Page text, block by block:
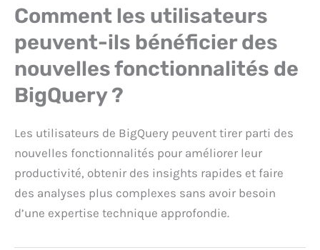
Comment les utilisateurs
peuvent-ils bénéficier des
nouvelles fonctionnalités de
BigQuery ?
Les utilisateurs de BigQuery peuvent tirer parti des
nouvelles fonctionnalités pour améliorer leur
productivité, obtenir des insights rapides et faire
des analyses plus complexes sans avoir besoin
d’une expertise technique approfondie.